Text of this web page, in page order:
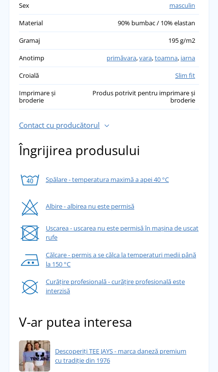
Sex
masculin
Material
90% bumbac / 10% elastan
Gramaj
195 g/m2
Anotimp
primăvara,vara,toamna, iarna
Croială
Slim fit
Imprimare și
broderie
Produs potrivit pentru imprimare și
broderie
Contact cu producătorul
Îngrijirea produsului
Spălare - temperatura maximă a apei 40 °C
Albire - albirea nu este permisă
Uscarea - uscarea nu este permisă în mașina de uscat
rufe
Călcare - permis a se călca la temperaturi medii până
la 150 °C
Curățire profesională - curățire profesională este
interzisă
V-ar putea interesa
Descoperiți TEE JAYS - marca daneză premium
cu tradiție din 1976